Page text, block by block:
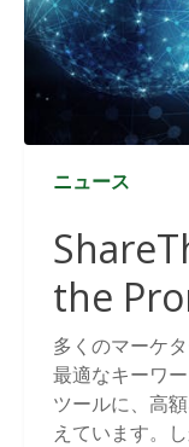
ニュース
the
多くのマーケ
最適なキーワ
ツールに、高
えています。